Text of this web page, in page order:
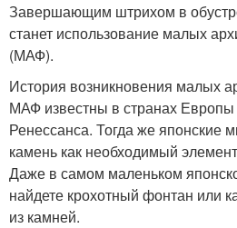
Завершающим штрихом в
станет использование малых
(МАФ).
История возникновения малых
МАФ известны в странах
Ренессанса. Тогда же японские
камень как необходимый
Даже в самом маленьком
найдете крохотный фонтан или
из камней.